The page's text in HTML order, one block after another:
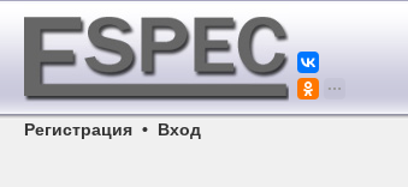
Регистрация • Вход